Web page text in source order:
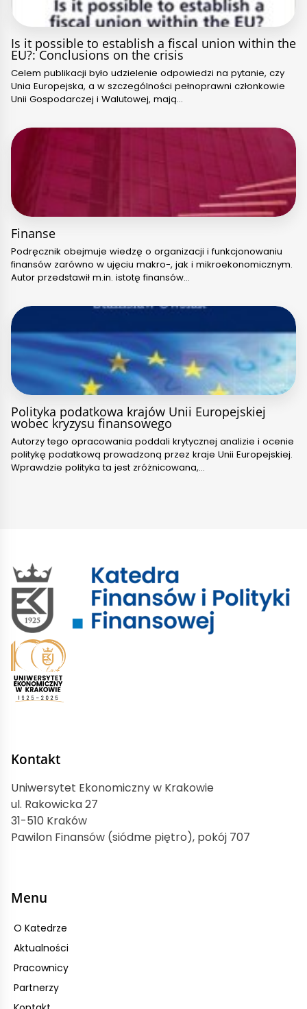
Is it possible to establish a fiscal union within the
EU?: Conclusions on the crisis
Celem publikacji było udzielenie odpowiedzi na pytanie, czy
Unia Europejska, a w szczególności pełnoprawni członkowie
Unii Gospodarczej i Walutowej, mają…
Finanse
Podręcznik obejmuje wiedzę o organizacji i funkcjonowaniu
finansów zarówno w ujęciu makro-, jak i mikroekonomicznym.
Autor przedstawił m.in. istotę finansów…
Polityka podatkowa krajów Unii Europejskiej
wobec kryzysu finansowego
Autorzy tego opracowania poddali krytycznej analizie i ocenie
politykę podatkową prowadzoną przez kraje Unii Europejskiej.
Wprawdzie polityka ta jest zróżnicowana,…
Kontakt
Uniwersytet Ekonomiczny w Krakowie
ul. Rakowicka 27
31-510 Kraków
Pawilon Finansów (siódme piętro), pokój 707
Menu
O Katedrze
Aktualności
Pracownicy
Partnerzy